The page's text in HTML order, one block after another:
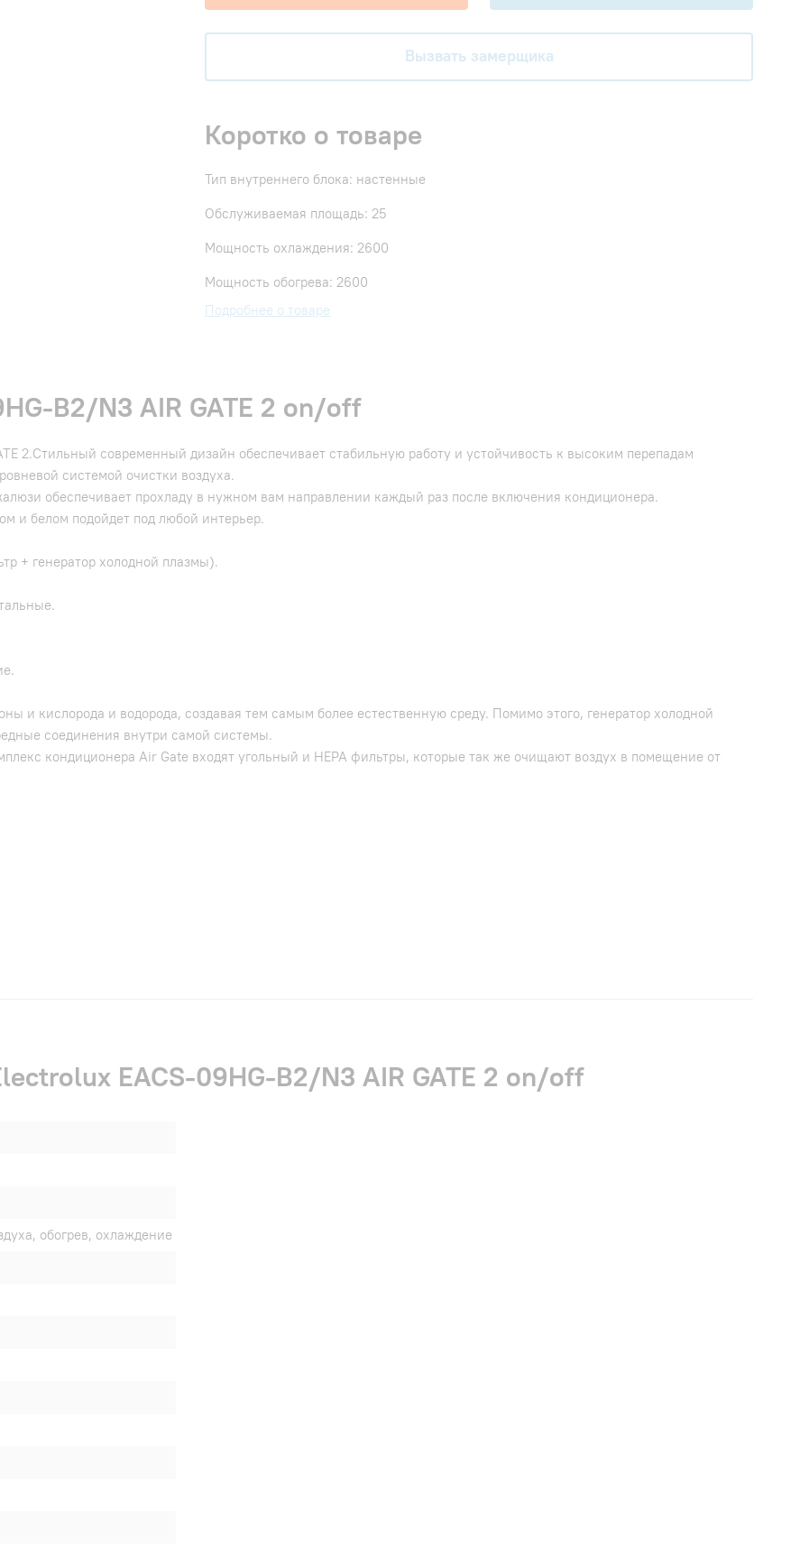
Вызвать замерщика
Коротко о товаре
Тип внутреннего блока: настенные
Обслуживаемая площадь: 25
Мощность охлаждения: 2600
Мощность обогрева: 2600
Подробнее о товаре
B2/N3 AIR GATE 2 on/off
2.Стильный современный дизайн обеспечивает стабильную работу и устойчивость к высоким перепадам
системой очистки воздуха.
обеспечивает прохладу в нужном вам направлении каждый раз после включения кондиционера.
и белом подойдет под любой интерьер.
+ генератор холодной плазмы).
и кислорода и водорода, создавая тем самым более естественную среду. Помимо этого, генератор холодной
соединения внутри самой системы.
кондиционера Air Gate входят угольный и HEPA фильтры, которые так же очищают воздух в помещение от
EACS-09HG-B2/N3 AIR GATE 2 on/off
обогрев, охлаждение